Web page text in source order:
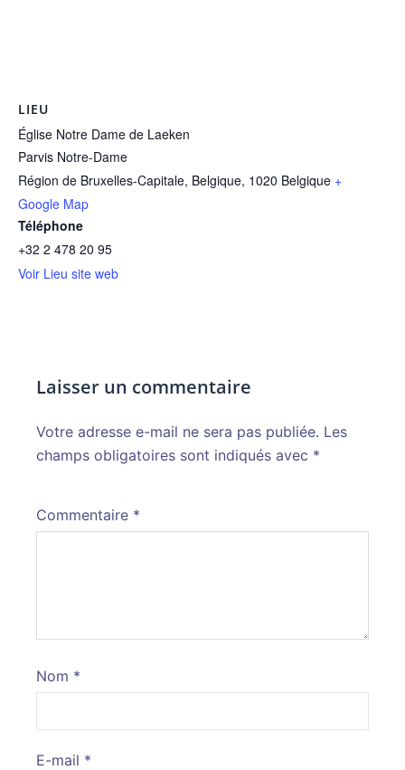
LIEU
Église Notre Dame de Laeken
Parvis Notre-Dame
Région de Bruxelles-Capitale, Belgique, 1020 Belgique +
Google Map
Téléphone
+32 2 478 20 95
Voir Lieu site web
Laisser un commentaire
Votre adresse e-mail ne sera pas publiée. Les
champs obligatoires sont indiqués avec *
Commentaire *
Nom *
E-mail *
Alternative: